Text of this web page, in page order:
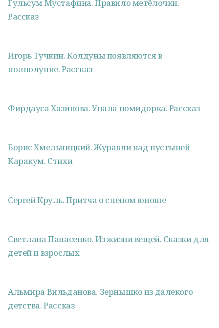
Гульсум Мустафина. Правило метёлочки.
Рассказ
Игорь Тучкин. Колдуны появляются в
полнолуние. Рассказ
Фирдауса Хазипова. Упала помидорка. Рассказ
Борис Хмельницкий. Журавли над пустыней
Каракум. Стихи
Сергей Круль. Притча о слепом юноше
Светлана Панасенко. Из жизни вещей. Сказки для
детей и взрослых
Альмира Вильданова. Зернышко из далекого
детства. Рассказ